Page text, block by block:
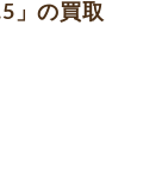
」の買取